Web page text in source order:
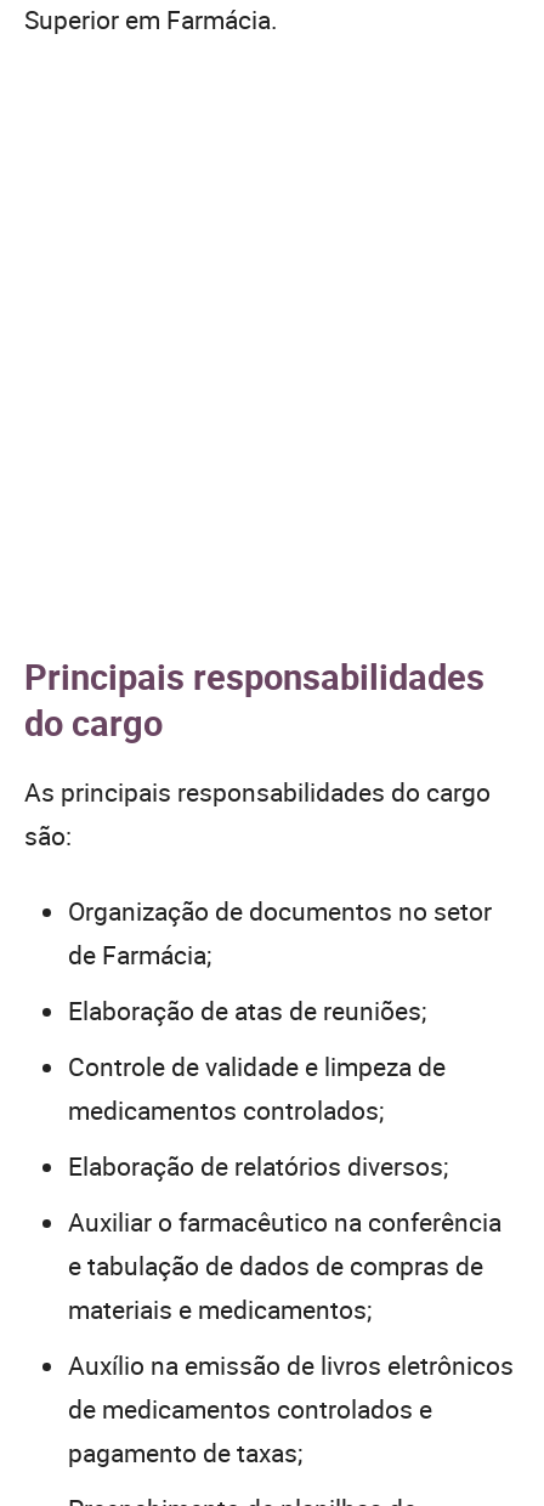
Superior em Farmácia.
Principais responsabilidades
do cargo
As principais responsabilidades do cargo
são:
Organização de documentos no setor
de Farmácia;
Elaboração de atas de reuniões;
Controle de validade e limpeza de
medicamentos controlados;
Elaboração de relatórios diversos;
Auxiliar o farmacêutico na conferência
e tabulação de dados de compras de
materiais e medicamentos;
Auxílio na emissão de livros eletrônicos
de medicamentos controlados e
pagamento de taxas;